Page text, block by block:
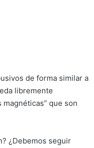
de forma similar a
libremente
que son
¿Debemos seguir